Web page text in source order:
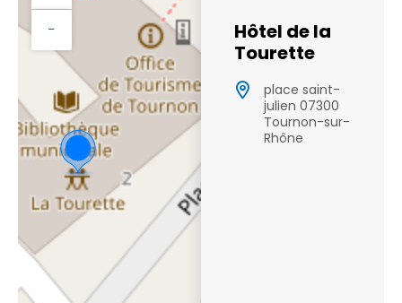
−
Hôtel de la
Tourette
place saint-
julien 07300
Tournon-sur-
Rhône